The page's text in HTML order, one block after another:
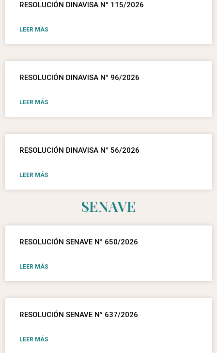
RESOLUCIÓN DINAVISA N° 115/2026
LEER MÁS
RESOLUCIÓN DINAVISA N° 96/2026
LEER MÁS
RESOLUCIÓN DINAVISA N° 56/2026
LEER MÁS
SENAVE
RESOLUCIÓN SENAVE N° 650/2026
LEER MÁS
RESOLUCIÓN SENAVE N° 637/2026
LEER MÁS